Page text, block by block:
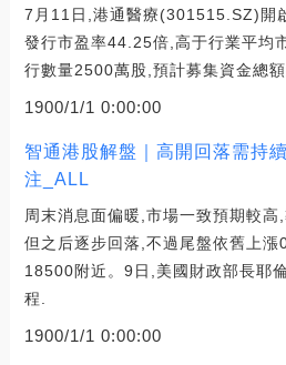
7月11日,港通醫療(301515.SZ)開
發行市盈率44.25倍,高于行業平均
行數量2500萬股,預計募集資金總
1900/1/1 0:00:00
智通港股解盤｜高開回落需持
注_ALL
周末消息面偏暖,市場一致預期較高
但之后逐步回落,不過尾盤依舊上
18500附近。9日,美國財政部長耶
程.
1900/1/1 0:00:00